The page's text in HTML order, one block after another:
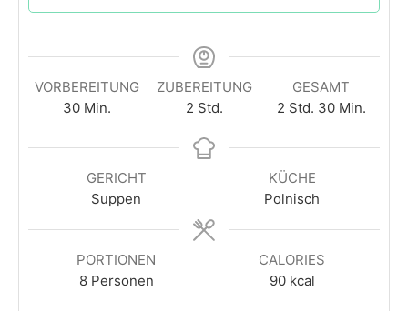
VORBEREITUNG
30 Min.
ZUBEREITUNG
2 Std.
GESAMT
2 Std. 30 Min.
GERICHT
Suppen
KÜCHE
Polnisch
PORTIONEN
8 Personen
CALORIES
90 kcal